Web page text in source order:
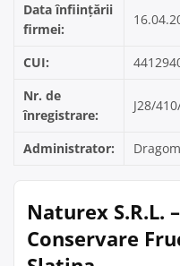
Data înființării
firmei:
CUI:
Nr. de
înregistrare:
J28/
Administrator:
Naturex S.R.L.
Conservare